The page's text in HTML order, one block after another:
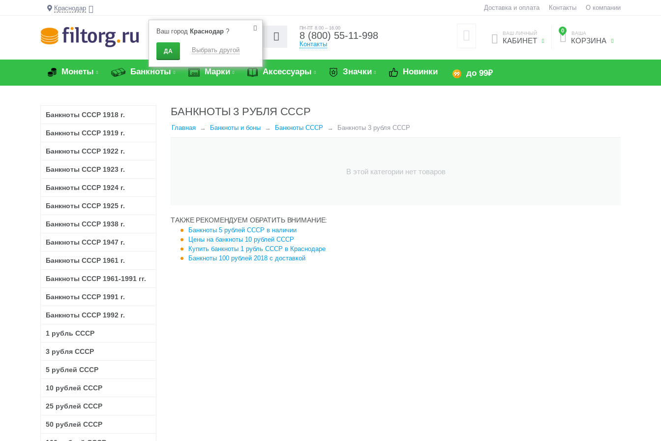
Краснодар
Ваш город Краснодар ?
ДА Выбрать другой
Доставка и оплата Контакты О компании
ПН-ПТ 8.00 – 16.00
8 (800) 55-11-998
Контакты
0 ВАША
КОРЗИНА
ВАШ ЛИЧНЫЙ
КАБИНЕТ
Монеты Банкноты Марки Аксессуары Значки Новинки до 99₽
БАНКНОТЫ 3 РУБЛЯ СССР
Главная Банкноты и боны Банкноты СССР Банкноты 3 рубля СССР
В этой категории нет товаров
ТАКЖЕ РЕКОМЕНДУЕМ ОБРАТИТЬ ВНИМАНИЕ:
Банкноты 5 рублей СССР в наличии
Цены на банкноты 10 рублей СССР
Купить банкноты 1 рубль СССР в Краснодаре
Банкноты 100 рублей 2018 с доставкой
Банкноты СССР 1918 г.
Банкноты СССР 1919 г.
Банкноты СССР 1922 г.
Банкноты СССР 1923 г.
Банкноты СССР 1924 г.
Банкноты СССР 1925 г.
Банкноты СССР 1938 г.
Банкноты СССР 1947 г.
Банкноты СССР 1961 г.
Банкноты СССР 1961-1991 гг.
Банкноты СССР 1991 г.
Банкноты СССР 1992 г.
1 рубль СССР
3 рубля СССР
5 рублей СССР
10 рублей СССР
25 рублей СССР
50 рублей СССР